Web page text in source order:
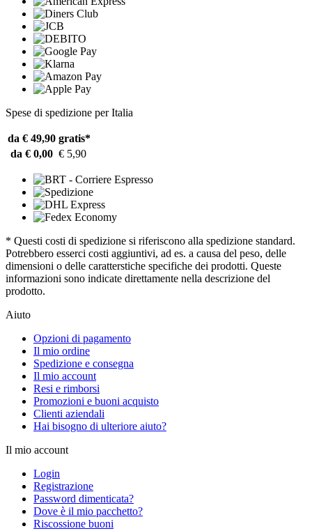
Spese di spedizione per Italia
da € 49,90 gratis*
da € 0,00 € 5,90
* Questi costi di spedizione si riferiscono alla spedizione standard.
Potrebbero esserci costi aggiuntivi, ad es. a causa del peso, delle
dimensioni o delle caratterstiche specifiche dei prodotti. Queste
informazioni sono indicate direttamente nella descrizione del
prodotto.
Aiuto
Opzioni di pagamento
Il mio ordine
Spedizione e consegna
Il mio account
Resi e rimborsi
Promozioni e buoni acquisto
Clienti aziendali
Hai bisogno di ulteriore aiuto?
Il mio account
Login
Registrazione
Password dimenticata?
Dove è il mio pacchetto?
Riscossione buoni